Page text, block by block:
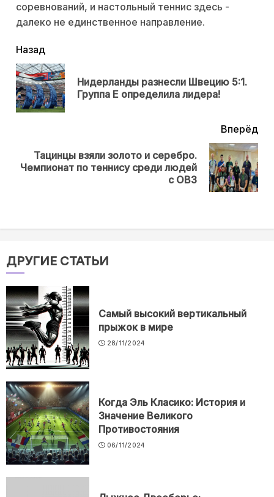
соревнований, и настольный теннис здесь -
далеко не единственное направление.
читать
еще
Назад
Нидерланды разнесли Швецию 5:1.
Группа E определила лидера!
Вперёд
Next
Тацинцы взяли золото и серебро.
Чемпионат по теннису среди людей
с ОВЗ
ДРУГИЕ СТАТЬИ
Самый высокий вертикальный
прыжок в мире
28/11/2024
Когда Эль Класико: История и
Значение Великого
Противостояния
06/11/2024